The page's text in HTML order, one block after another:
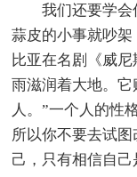
我们还要学
蒜皮的小事就吵
比亚在名剧《威
雨滋润着大地。
人。”一个人的性
所以你不要去试
己，只有相信自